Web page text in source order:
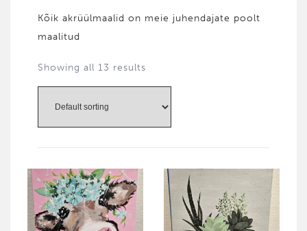
Kõik akrüülmaalid on meie juhendajate poolt
maalitud
Showing all 13 results